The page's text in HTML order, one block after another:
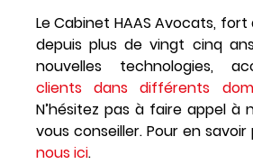
Le Cabinet HAAS Avocats,
depuis plus de vingt cinq
nouvelles technologies,
clients dans différents
N’hésitez pas à faire appel à
vous conseiller. Pour en savoir
nous ici.